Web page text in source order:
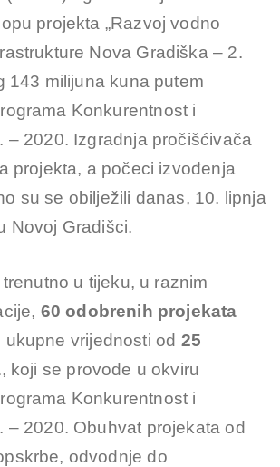
projekta „Razvoj vodno
Nova Gradiška – 2.
143 milijuna kuna putem
Konkurentnost i
– 2020. Izgradnja pročišćivača
projekta, a počeci izvođenja
su se obilježili danas, 10. lipnja
Novoj Gradišci.
u tijeku, u raznim
60 odobrenih projekata
ukupne vrijednosti od 25
, koji se provode u okviru
Konkurentnost i
– 2020. Obuhvat projekata od
odvodnje do